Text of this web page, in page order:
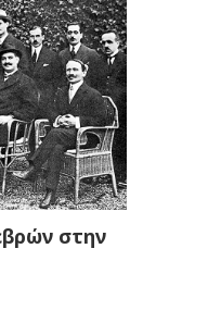
στην